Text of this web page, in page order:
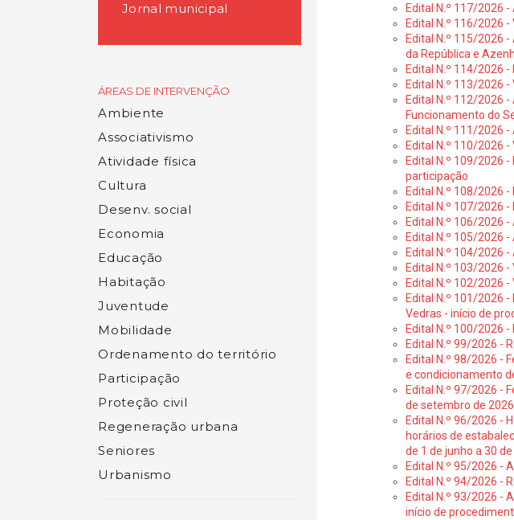
Jornal municipal
ÁREAS DE INTERVENÇÃO
Ambiente
Associativismo
Atividade física
Cultura
Desenv. social
Economia
Educação
Habitação
Juventude
Mobilidade
Ordenamento do território
Participação
Proteção civil
Regeneração urbana
Seniores
Urbanismo
Edital N.º 117/2026
Edital N.º 116/2026
Edital N.º 115/2026
da República e
Edital N.º 114/2026
Edital N.º 113/2026
Edital N.º 112/2026
Funcionamento do
Edital N.º 111/2026
Edital N.º 110/2026
Edital N.º 109/2026
participação
Edital N.º 108/2026
Edital N.º 107/2026
Edital N.º 106/2026
Edital N.º 105/2026
Edital N.º 104/2026
Edital N.º 103/2026
Edital N.º 102/2026
Edital N.º 101/2026
Vedras - início de
Edital N.º 100/2026
Edital N.º 99/2026 -
Edital N.º 98/2026 -
e condicionamento
Edital N.º 97/2026 -
de setembro de 2026
Edital N.º 96/2026 -
horários de
de 1 de junho a 30
Edital N.º 95/2026 -
Edital N.º 94/2026 -
Edital N.º 93/2026 -
início de